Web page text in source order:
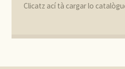
Clicatz ací tà cargar lo